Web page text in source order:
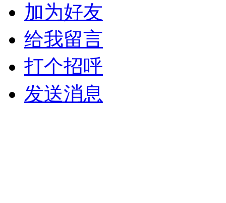
加为好友
给我留言
打个招呼
发送消息